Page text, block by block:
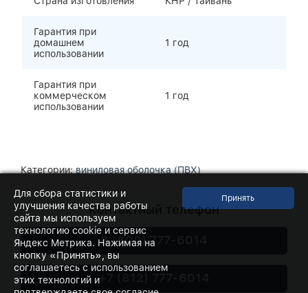
Гарантия при
домашнем
использовании
1 год
Гарантия при
коммерческом
использовании
1 год
Категории:виниловая оболочка (ПВХ)
Контактный телефон
8 (800) 777-6014
+7 (812) 777-6014
Для сбора статистики и
улучшения качества работы
сайта мы используем
технологию cookie и сервис
Яндекс Метрика. Нажимая на
кнопку «Принять», вы
соглашаетесь с использованием
этих технологий и